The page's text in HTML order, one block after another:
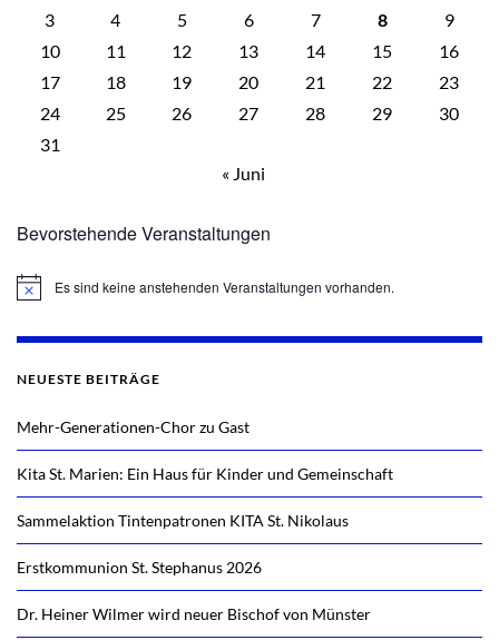
3
4 5 6 7 8
9
10
11 12 13 14 15
16
17
18 19 20 21 22
23
24
25 26 27 28 29
30
31
« Juni
Bevorstehende Veranstaltungen
HinweisEs sind keine anstehenden Veranstaltungen vorhanden.
NEUESTE BEITRÄGE
Mehr-Generationen-Chor zu Gast
Kita St. Marien: Ein Haus für Kinder und Gemeinschaft
Sammelaktion Tintenpatronen KITA St. Nikolaus
Erstkommunion St. Stephanus 2026
Dr. Heiner Wilmer wird neuer Bischof von Münster